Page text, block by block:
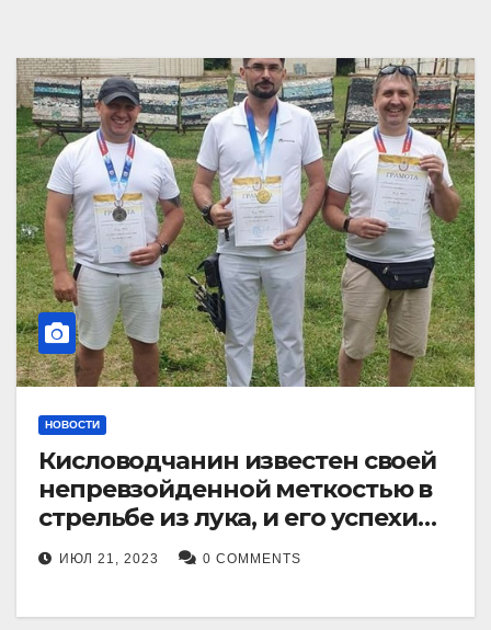
НОВОСТИ
Кисловодчанин известен своей
непревзойденной меткостью в
стрельбе из лука, и его успехи
прославили его в
Ставропольском крае.
ИЮЛ 21, 2023 0 COMMENTS